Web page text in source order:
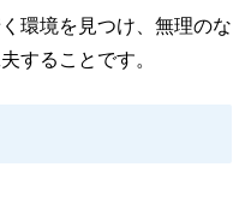
環境を見つけ、無理のな
することです。